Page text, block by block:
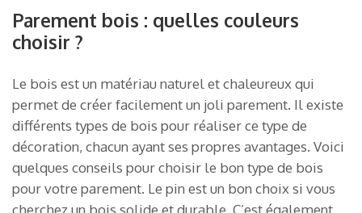
Parement bois : quelles couleurs
choisir ?
Le bois est un matériau naturel et chaleureux qui
permet de créer facilement un joli parement. Il existe
différents types de bois pour réaliser ce type de
décoration, chacun ayant ses propres avantages. Voici
quelques conseils pour choisir le bon type de bois
pour votre parement. Le pin est un bon choix si vous
cherchez un bois solide et durable. C’est également